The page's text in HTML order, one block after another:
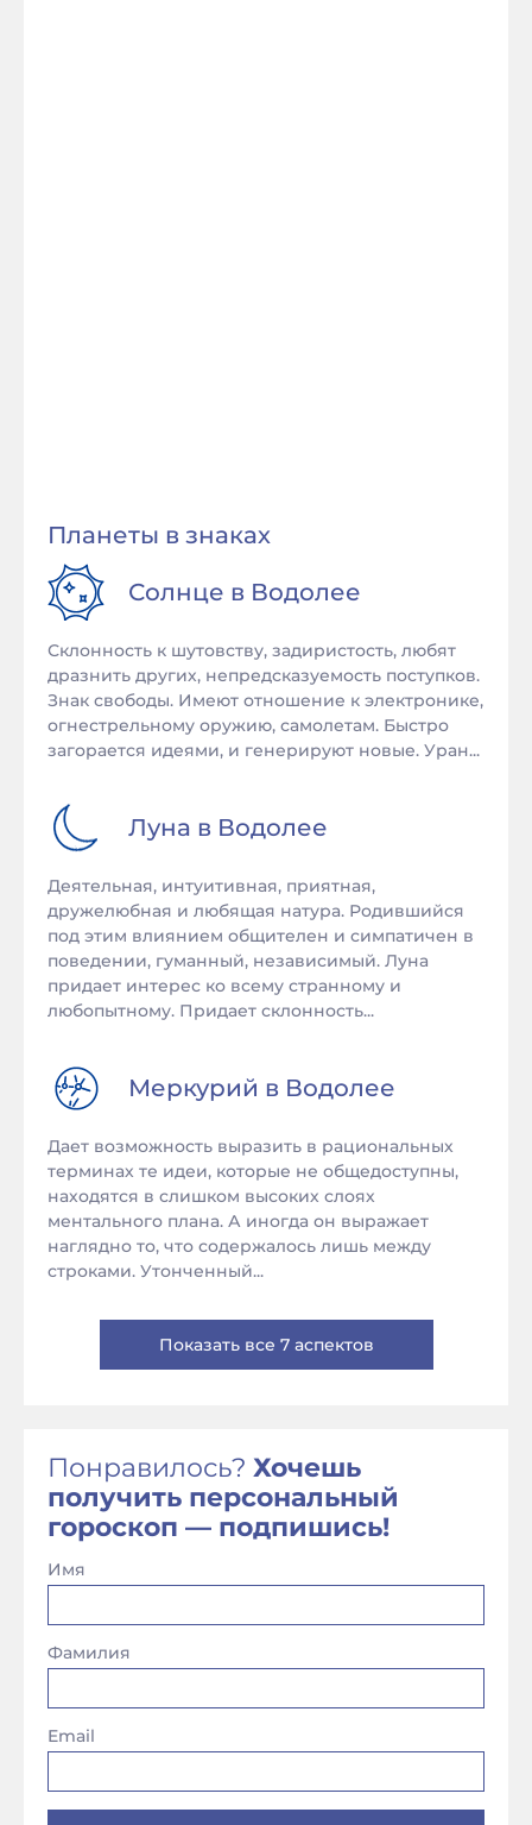
Планеты в знаках
Солнце в Водолее
Склонность к шутовству, задиристость, любят
дразнить других, непредсказуемость поступков.
Знак свободы. Имеют отношение к электронике,
огнестрельному оружию, самолетам. Быстро
загорается идеями, и генерируют новые. Уран...
Луна в Водолее
Деятельная, интуитивная, приятная,
дружелюбная и любящая натура. Родившийся
под этим влиянием общителен и симпатичен в
поведении, гуманный, независимый. Луна
придает интерес ко всему странному и
любопытному. Придает склонность...
Меркурий в Водолее
Дает возможность выразить в рациональных
терминах те идеи, которые не общедоступны,
находятся в слишком высоких слоях
ментального плана. А иногда он выражает
наглядно то, что содержалось лишь между
строками. Утонченный...
Показать все 7 аспектов
Понравилось? Хочешь
получить персональный
гороскоп — подпишись!
Имя
Фамилия
Email